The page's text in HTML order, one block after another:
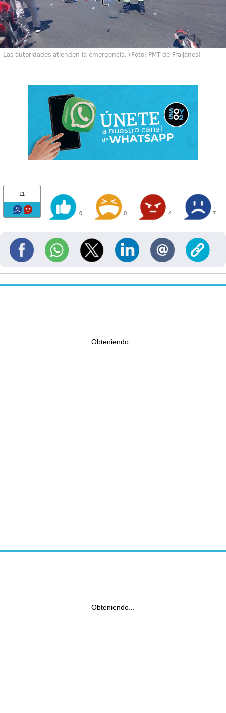
Las autoridades atienden la emergencia. (Foto: PMT de Fraijanes)
11
0 0 4 7
Obteniendo...
Obteniendo...